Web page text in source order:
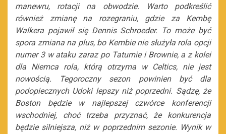
manewru, rotacji na obwodzie. Warto podkreślić
również zmianę na rozegraniu, gdzie za Kembę
Walkera pojawił się Dennis Schroeder. To może być
spora zmiana na plus, bo Kembie nie służyła rola opcji
numer 3 w ataku zaraz po Tatumie i Brownie, a z kolei
dla Niemca rola, którą otrzyma w Celtics, nie jest
nowością. Tegoroczny sezon powinien być dla
podopiecznych Udoki lepszy niż poprzedni. Sądzę, że
Boston będzie w najlepszej czwórce konferencji
wschodniej, choć trzeba przyznać, że konkurencja
będzie silniejsza, niż w poprzednim sezonie. Wynik w